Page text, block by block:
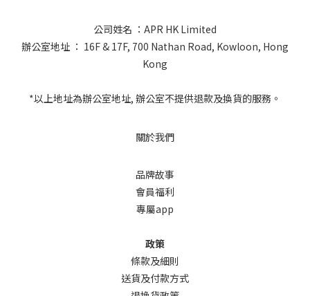
公司姓名 ：APR HK Limited
辦公室地址 ： 16F & 17F, 700 Nathan Road, Kowloon, Hong
Kong
*以上地址為辦公室地址, 辦公室不提供退款及換貨的服務。
關於我們
品牌故事
會員福利
專屬app
政策
條款及細則
送貨及付款方式